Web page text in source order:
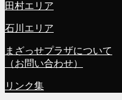
田村エリア
石川エリア
まざっせプラザについて
（お問い合わせ）
リンク集